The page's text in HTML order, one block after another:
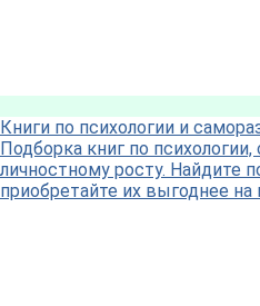
Книги по психологии и
Подборка книг по
личностному росту. Найдите
приобретайте их выгоднее на